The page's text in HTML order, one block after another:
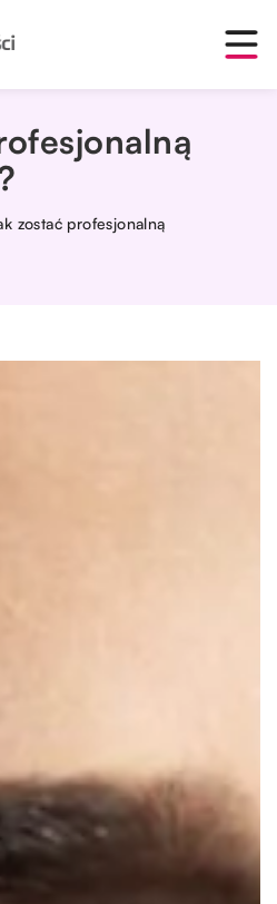
zostać profesjonalną